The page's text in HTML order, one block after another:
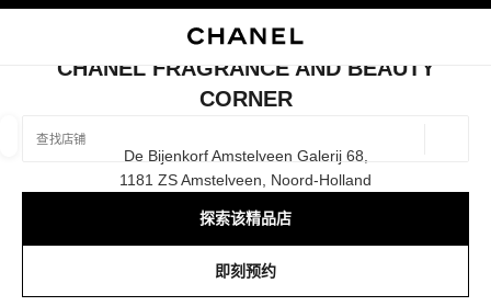
查找销售店铺
相关建议会显示在此搜索栏下方
0 有相关建议
关闭精品店卡片 CHANEL FRAGRANCE AND BEAUTY CORNER
CHANEL FRAGRANCE AND BEAUTY
CORNER
De Bijenkorf Amstelveen Galerij 68,
1181 ZS Amstelveen, Noord-Holland
探索该精品店
即刻预约
筛选结果依据：
腕表与高级珠宝